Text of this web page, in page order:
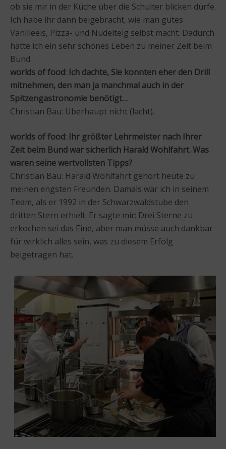
ob sie mir in der Küche über die Schulter blicken dürfe.
Ich habe ihr dann beigebracht, wie man gutes
Vanilleeis, Pizza- und Nudelteig selbst macht. Dadurch
hatte ich ein sehr schönes Leben zu meiner Zeit beim
Bund.
worlds of food: Ich dachte, Sie konnten eher den Drill
mitnehmen, den man ja manchmal auch in der
Spitzengastronomie benötigt…
Christian Bau: Überhaupt nicht (lacht).
worlds of food: Ihr größter Lehrmeister nach Ihrer
Zeit beim Bund war sicherlich Harald Wohlfahrt. Was
waren seine wertvollsten Tipps?
Christian Bau: Harald Wohlfahrt gehört heute zu
meinen engsten Freunden. Damals war ich in seinem
Team, als er 1992 in der Schwarzwaldstube den
dritten Stern erhielt. Er sagte mir: Drei Sterne zu
erkochen sei das Eine, aber man müsse auch dankbar
für wirklich alles sein, was zu diesem Erfolg
beigetragen hat.